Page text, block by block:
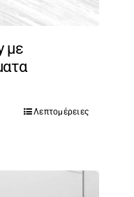
με
Λεπτομέρειες